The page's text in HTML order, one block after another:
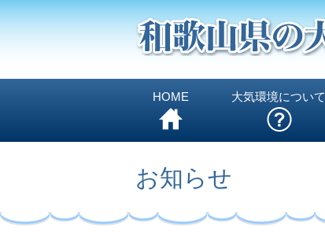
HOME 大気環境について
お知らせ